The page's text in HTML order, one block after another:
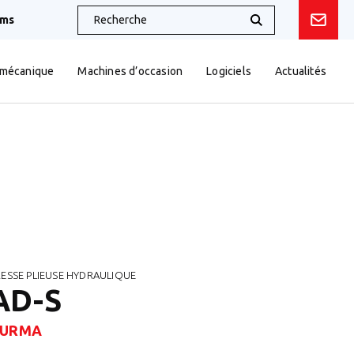
Machines d’occasion Logiciels Actualités
PLIEUSE HYDRAULIQUE
S